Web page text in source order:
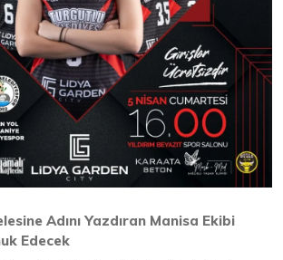
Adını Yazdıran Manisa Ekibi
Edecek